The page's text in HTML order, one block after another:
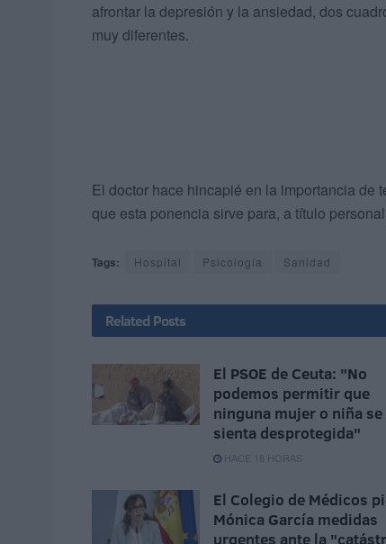
afrontar la depresión y la ansiedad, dos
muy diferentes.
El doctor hace hincapié en la importancia de
que esta ponencia sirve para, a título
Tags: Hospital Psicología Sanidad
Related Posts
El PSOE de Ceuta: "No
podemos permitir que
ninguna mujer o niña se
sienta desprotegida"
HACE 18 HORAS
El Colegio de Médicos
Mónica García medidas
urgentes ante la